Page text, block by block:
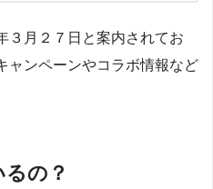
３月２７日と案内されてお
ャンペーンやコラボ情報など
の？